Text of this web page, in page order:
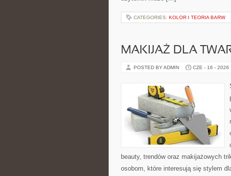
CATEGORIES: KOLOR I TEORIA BARW
MAKIJAŻ DLA
POSTED BY ADMIN CZE - 16 - 2026
beauty, trendów oraz makijażowych
osobom, które interesują się stylem